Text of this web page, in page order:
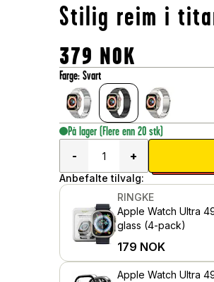
Stilig reim i
379 NOK
Farge:Svart
På lager (Flere enn 20 stk)
-
+
Anbefalte tilvalg:
RINGKE
Apple Watch Ultra
glass (4-pack)
179 NOK
Apple Watch Ultra